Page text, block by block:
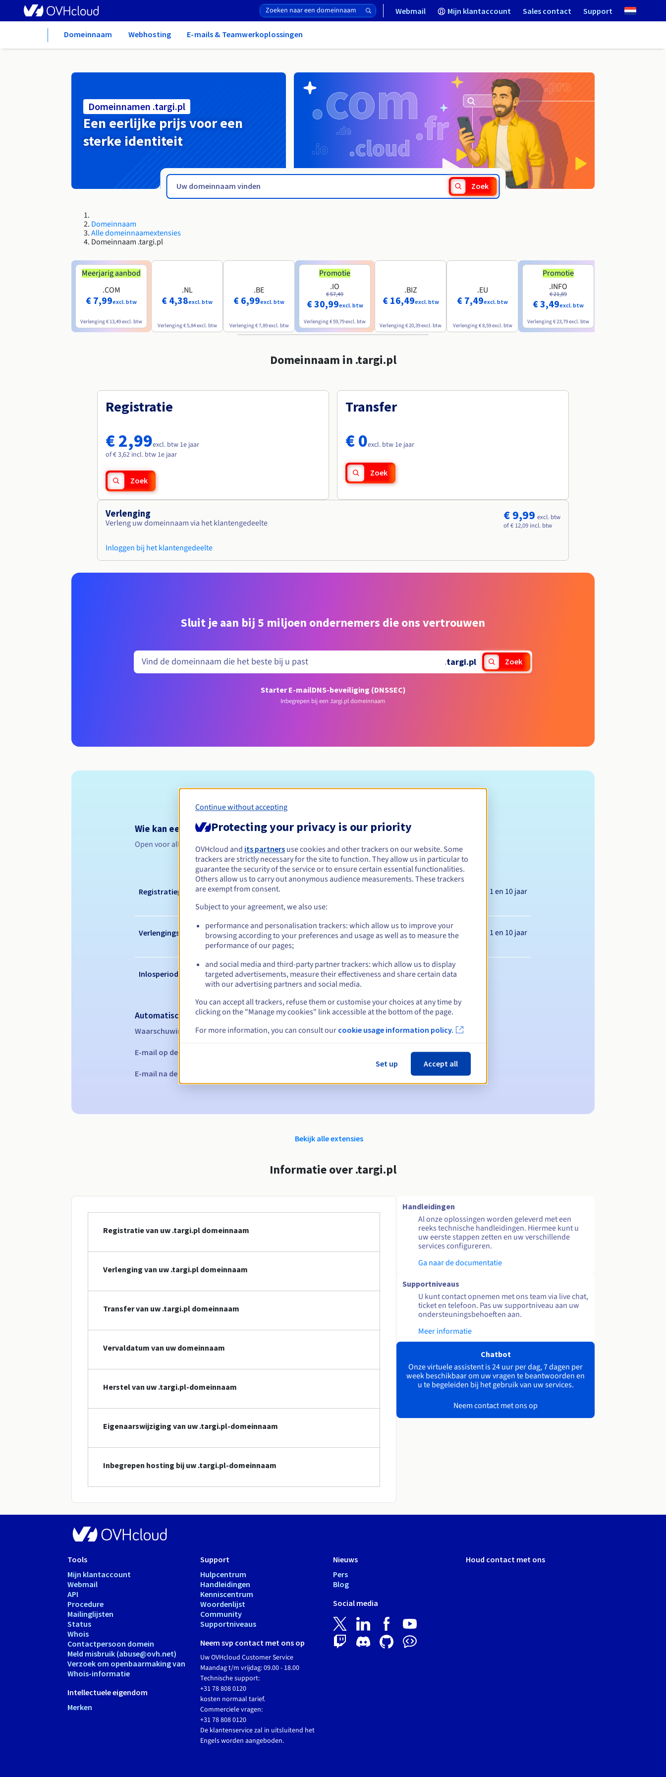
Webmail Mijn klantaccount Sales contact Support
Domeinnaam Webhosting E-mails & Teamwerkoplossingen
Domeinnamen .targi.pl
Een eerlijke prijs voor een
sterke identiteit
Zoek
Domeinnaam
Alle domeinnaamextensies
Domeinnaam .targi.pl
Meerjarig aanbod
.COM
€ 7,99excl. btw
Verlenging € 13,49excl. btw
.NL
€ 4,38excl. btw
Verlenging € 5,84excl. btw
.BE
€ 6,99excl. btw
Verlenging € 7,89excl. btw
Promotie
.IO
€ 57,49
€ 30,99excl. btw
Verlenging € 59,79excl. btw
.BIZ
€ 16,49excl. btw
Verlenging € 20,39excl. btw
.EU
€ 7,49excl. btw
Verlenging € 8,59excl. btw
Promotie
.INFO
€ 21,89
€ 3,49excl. btw
Verlenging € 23,79excl. btw
Domeinnaam in .targi.pl
Registratie
€ 2,99excl. btw 1e jaar
of € 3,62 incl. btw 1e jaar
Zoek
Transfer
€ 0excl. btw 1e jaar
Zoek
Verlenging
Verleng uw domeinnaam via het klantengedeelte
Inloggen bij het klantengedeelte
€ 9,99 excl. btw
of € 12,09 incl. btw
Sluit je aan bij 5 miljoen ondernemers die ons vertrouwen
.targi.pl Zoek
Starter E-mailDNS-beveiliging (DNSSEC)
Inbegrepen bij een .targi.pl domeinnaam
Toelatingsvoorwaarden
Wie kan een .targi.pl registreren?
Open voor alle natuurlijke of rechtspersonen, zonder geografische beperking.
Beheerregels en meldingen
Registratieperiode Tussen 1 en 10 jaar
Verlengingsperiode Tussen 1 en 10 jaar
Inlosperiode
Automatische meldingen:
Waarschuwings-e-mails:60, 30, 15, 7 en 3 dagen vóór de vervaldatum
E-mail op de vervaldatum
E-mail na de Redemption Grace Period om de verwijdering van de domeinnaam te melden
Bekijk alle extensies
Informatie over .targi.pl
Registratie van uw .targi.pl domeinnaam
Verlenging van uw .targi.pl domeinnaam
Transfer van uw .targi.pl domeinnaam
Vervaldatum van uw domeinnaam
Herstel van uw .targi.pl-domeinnaam
Eigenaarswijziging van uw .targi.pl-domeinnaam
Inbegrepen hosting bij uw .targi.pl-domeinnaam
Handleidingen
Al onze oplossingen worden geleverd met een
reeks technische handleidingen. Hiermee kunt u
uw eerste stappen zetten en uw verschillende
services configureren.
Ga naar de documentatie
Supportniveaus
U kunt contact opnemen met ons team via live chat,
ticket en telefoon. Pas uw supportniveau aan uw
ondersteuningsbehoeften aan.
Meer informatie
Chatbot
Onze virtuele assistent is 24 uur per dag, 7 dagen per
week beschikbaar om uw vragen te beantwoorden en
u te begeleiden bij het gebruik van uw services.
Neem contact met ons op
Tools
Mijn klantaccount
Webmail
API
Procedure
Mailinglijsten
Status
Whois
Contactpersoon domein
Meld misbruik (abuse@ovh.net)
Verzoek om openbaarmaking van
Whois-informatie
Intellectuele eigendom
Merken
Support
Hulpcentrum
Handleidingen
Kenniscentrum
Woordenlijst
Community
Supportniveaus
Neem svp contact met ons op
Uw OVHcloud Customer Service
Maandag t/m vrijdag: 09.00 - 18.00
Technische support:
+31 78 808 0120
kosten normaal tarief.
Commerciele vragen:
+31 78 808 0120
De klantenservice zal in uitsluitend het
Engels worden aangeboden.
Nieuws
Pers
Blog
Social media
Houd contact met ons
Continue without accepting
Protecting your privacy is our priority
OVHcloud and its partners use cookies and other trackers on our website. Some
trackers are strictly necessary for the site to function. They allow us in particular to
guarantee the security of the service or to ensure certain essential functionalities.
Others allow us to carry out anonymous audience measurements. These trackers
are exempt from consent.
Subject to your agreement, we also use:
performance and personalisation trackers: which allow us to improve your
browsing according to your preferences and usage as well as to measure the
performance of our pages;
and social media and third-party partner trackers: which allow us to display
targeted advertisements, measure their effectiveness and share certain data
with our advertising partners and social media.
You can accept all trackers, refuse them or customise your choices at any time by
clicking on the "Manage my cookies" link accessible at the bottom of the page.
For more information, you can consult our cookie usage information policy.
Set up Accept all